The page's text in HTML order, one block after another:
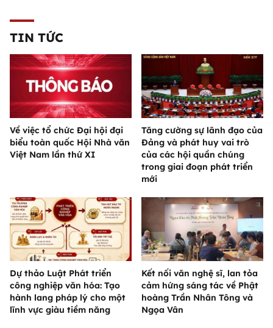
TIN TỨC
Về việc tổ chức Đại hội đại
biểu toàn quốc Hội Nhà văn
Việt Nam lần thứ XI
Tăng cường sự lãnh đạo của
Đảng và phát huy vai trò
của các hội quần chúng
trong giai đoạn phát triển
mới
Dự thảo Luật Phát triển
công nghiệp văn hóa: Tạo
hành lang pháp lý cho một
lĩnh vực giàu tiềm năng
Kết nối văn nghệ sĩ, lan tỏa
cảm hứng sáng tác về Phật
hoàng Trần Nhân Tông và
Ngọa Vân